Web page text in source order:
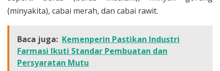
(minyakita), cabai merah, dan cabai rawit.
Baca juga: Kemenperin Pastikan Industri
Farmasi Ikuti Standar Pembuatan dan
Persyaratan Mutu